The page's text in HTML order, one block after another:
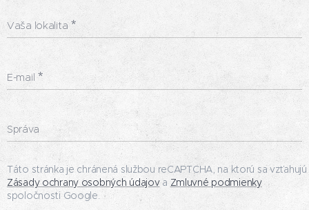
Vaša lokalita
E-mail
Správa
Táto stránka je chránená službou reCAPTCHA, na ktorú sa vzťahujú
Zásady ochrany osobných údajova Zmluvné podmienky
spoločnosti Google.